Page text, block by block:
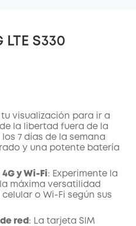
S330
tu visualización para ir a
la libertad fuera de la
los 7 días de la semana
y una potente batería
y Wi-Fi : Experimente la
máxima versatilidad
o Wi-Fi según sus
red : La tarjeta SIM